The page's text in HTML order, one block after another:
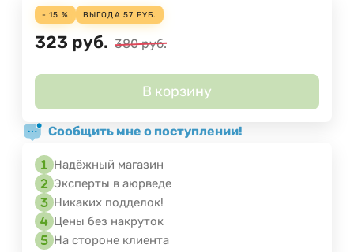
- 15 % ВЫГОДА 57 РУБ.
323 руб. 380 руб.
В корзину
Сообщить мне о поступлении!
Надёжный магазин
Эксперты в аюрведе
Никаких подделок!
Цены без накруток
На стороне клиента